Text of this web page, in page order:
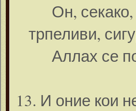
Он,
трпеливи,
Аллах се
13. И оние кои